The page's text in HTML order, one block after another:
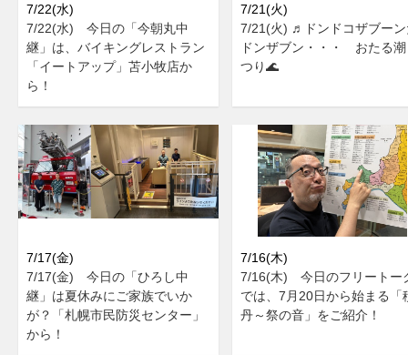
7/22(水)
7/22(水) 今日の「今朝丸中
継」は、バイキングレストラン
「イートアップ」苫小牧店か
ら！
7/21(火)
7/21(火) ♬ドンドコザブーン
ドンザブン・・・ おたる
つり🌊
7/17(金)
7/17(金) 今日の「ひろし中
継」は夏休みにご家族でいか
が？「札幌市民防災センター」
から！
7/16(木)
7/16(木) 今日のフリートー
では、7月20日から始まる「
丹～祭の音」をご紹介！